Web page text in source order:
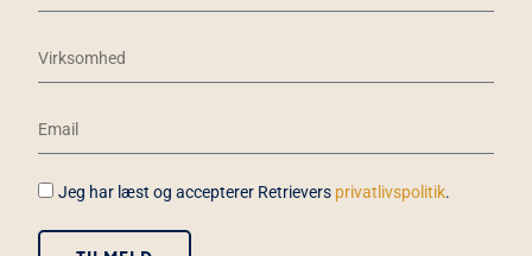
Jeg har læst og accepterer Retrievers privatlivspolitik.